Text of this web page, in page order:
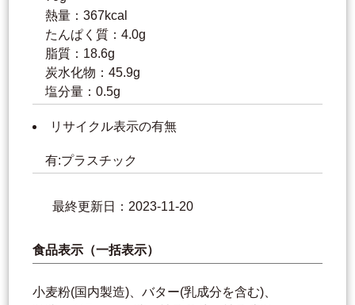
熱量：367kcal
たんぱく質：4.0g
脂質：18.6g
炭水化物：45.9g
塩分量：0.5g
リサイクル表示の有無
有:プラスチック
最終更新日：2023-11-20
食品表示（一括表示）
小麦粉(国内製造)、バター(乳成分を含む)、